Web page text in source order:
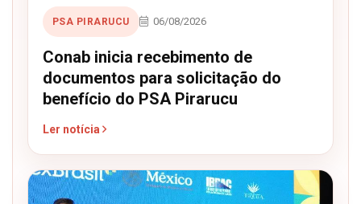
PSA PIRARUCU 06/08/2026
Conab inicia recebimento de
documentos para solicitação do
benefício do PSA Pirarucu
Ler notícia